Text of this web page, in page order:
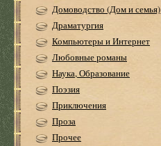
Домоводство (Дом и семья)
Драматургия
Компьютеры и Интернет
Любовные романы
Наука, Образование
Поэзия
Приключения
Проза
Прочее